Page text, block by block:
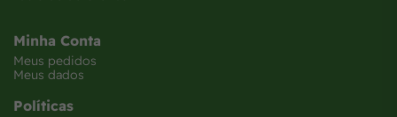
Minha Conta
Meus pedidos
Meus dados
Políticas